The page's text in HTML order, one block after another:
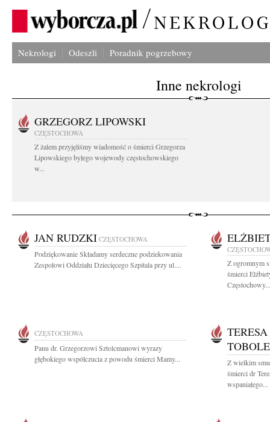
Nekrologi Odeszli Poradnik pogrzebowy
Inne nekrologi
GRZEGORZ LIPOWSKI
CZĘSTOCHOWA
Z żalem przyjęliśmy wiadomość o śmierci Grzegorza
Lipowskiego byłego wojewody częstochowskiego
w...
JAN RUDZKI CZĘSTOCHOWA
Podziękowanie Składamy serdeczne podziekowania
Zespołowi Oddziału Dziecięcego Szpitala przy ul....
Z ogromnym
śmierci
Częstochowy...
CZĘSTOCHOWA
Panu dr. Grzegorzowi Sztolcmanowi wyrazy
głębokiego współczucia z powodu śmierci Mamy...
Z wielkim
śmierci dr
wspaniałego...